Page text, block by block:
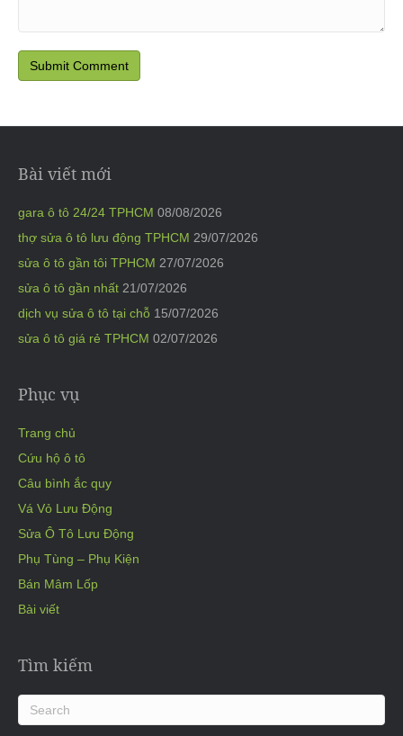
Bài viết mới
gara ô tô 24/24 TPHCM 08/08/2026
thợ sửa ô tô lưu động TPHCM 29/07/2026
sửa ô tô gần tôi TPHCM 27/07/2026
sửa ô tô gần nhất 21/07/2026
dịch vụ sửa ô tô tại chỗ 15/07/2026
sửa ô tô giá rẻ TPHCM 02/07/2026
Phục vụ
Trang chủ
Cứu hộ ô tô
Câu bình ắc quy
Vá Vỏ Lưu Động
Sửa Ô Tô Lưu Động
Phụ Tùng – Phụ Kiện
Bán Mâm Lốp
Bài viết
Tìm kiếm